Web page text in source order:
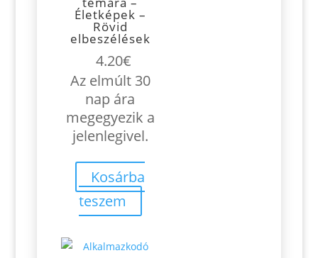
Életképek –
Rövid
elbeszélések
4.20€
Az elmúlt 30
nap ára
megegyezik a
jelenlegivel.
Kosárba
teszem